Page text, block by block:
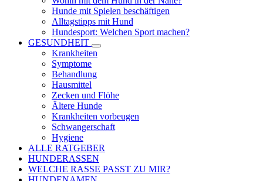
Hunde mit Spielen beschäftigen
Alltagstipps mit Hund
Hundesport: Welchen Sport machen?
GESUNDHEIT
Krankheiten
Symptome
Behandlung
Hausmittel
Zecken und Flöhe
Ältere Hunde
Krankheiten vorbeugen
Schwangerschaft
Hygiene
ALLE RATGEBER
HUNDERASSEN
WELCHE RASSE PASST ZU MIR?